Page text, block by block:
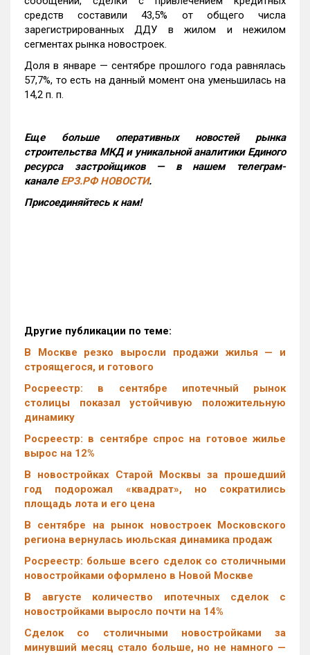
средств составили 43,5% от общего числа
зарегистрированных ДДУ в жилом и нежилом
сегментах рынка новостроек.
Доля в январе — сентябре прошлого года равнялась
57,7%, то есть на данный момент она уменьшилась на
14,2 п. п.
Еще больше оперативных новостей рынка
строительства МКД и уникальной аналитики Единого
ресурса застройщиков — в нашем телеграм-
канале ЕРЗ.РФ НОВОСТИ.
Присоединяйтесь к нам!
Другие публикации по теме:
В Москве резко выросли продажи жилья — и
строящегося, и готового
Росреестр: в сентябре ипотечный рынок
столицы показал устойчивую положительную
динамику
Росреестр: в сентябре спрос на готовое жилье
вырос на 12%
В новостройках Старой Москвы за прошедший
год подорожал «квадрат», но сократились
площадь лота и его цена
В сентябре на рынок новостроек Московского
региона вернулась июльская динамика продаж
Росреестр: больше всего сделок со столичными
новостройками оформлено в Новой Москве
В августе количество ипотечных сделок с
новостройками выросло почти на 14%
Cделок со столичными новостройками за
минувший месяц стало больше, но не намного —